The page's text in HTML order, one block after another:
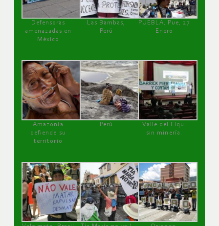
Defensoras
amenazadas en
México
Las Bambas,
Perú
PUEBLA, Pue, 27
Enero
Amazonía
defiende su
territorio
Perú
Valle del Elqui
sin minería.